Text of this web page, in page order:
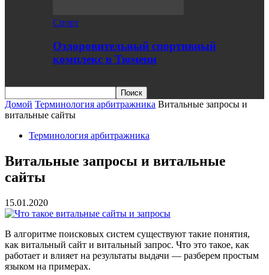
Спорт
Оздоровительный спортивный
комплекс в Тюмени
Домой Терминология арбитражника Витальные запросы и
витальные сайты
Терминология арбитражника
Витальные запросы и витальные
сайты
15.01.2020
В алгоритме поисковых систем существуют такие понятия,
как витальный сайт и витальный запрос. Что это такое, как
работает и влияет на результаты выдачи — разберем простым
языком на примерах.